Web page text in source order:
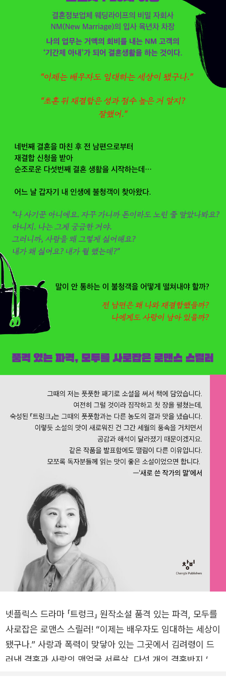
넷플릭스 드라마 「트렁크」 원작소설 품격 있는 파격, 모두를
사로잡은 로맨스 스릴러! “이제는 배우자도 임대하는 세상이
됐구나.” 사랑과 폭력이 맞닿아 있는 그곳에서 김려령이 드
러낸 결혼과 사랑의 맨얼굴 서른살, 다섯 개의 결혼반지 ‘이